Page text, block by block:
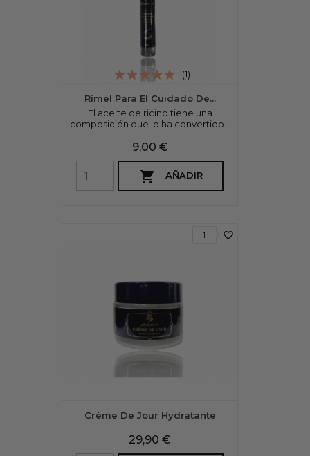
Rímel Para El Cuidado De...
El aceite de ricino tiene una
composición que lo ha convertido...
Precio
9,00 €
 AÑADIR
(1)
Crème De Jour Hydratante
Precio
29,90 €
favorite_border
1